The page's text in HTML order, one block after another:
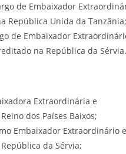
de Embaixador
República Unida da Tanzânia;
de Embaixador
na República da Sérvia.
Extraordinária e
dos Países Baixos;
Embaixador Extraordinário e
da Sérvia;